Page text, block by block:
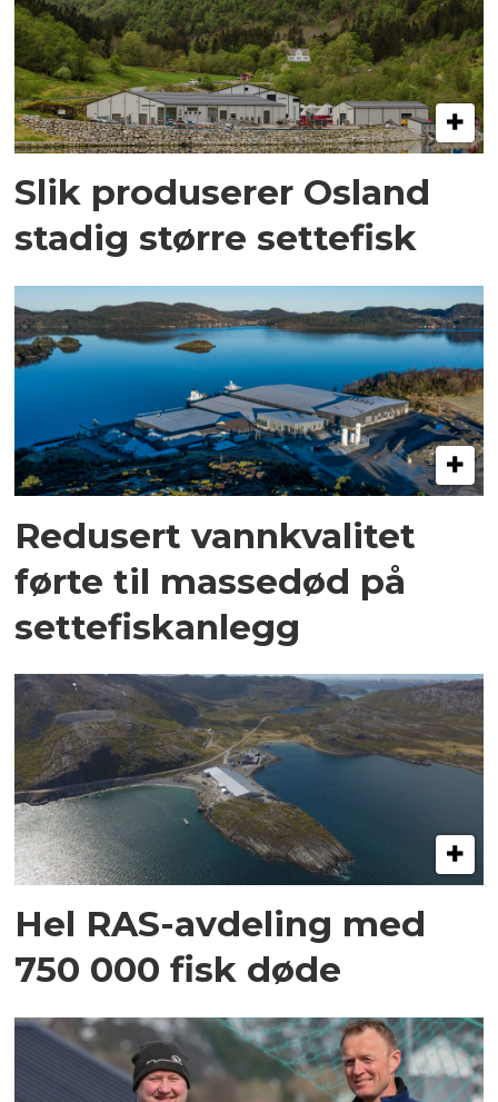
Slik produserer Osland
stadig større settefisk
Redusert vannkvalitet
førte til massedød på
settefiskanlegg
Hel RAS-avdeling med
750 000 fisk døde